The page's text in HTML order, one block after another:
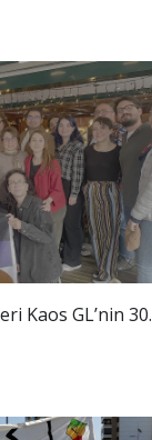
Kaos GL’nin 30.